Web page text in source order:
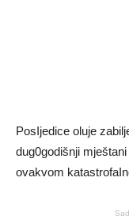
PosIjedice oluje
dug0godišnji
ovakvom